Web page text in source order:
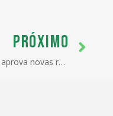
PRÓXIMO
Gecex aprova novas reduções de tarifas de importação